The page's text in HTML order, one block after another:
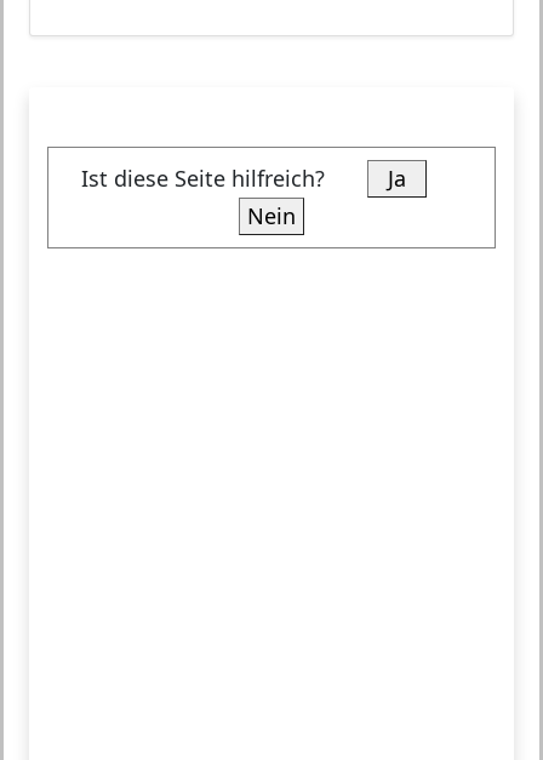
Ist diese Seite hilfreich?
Ja
Nein